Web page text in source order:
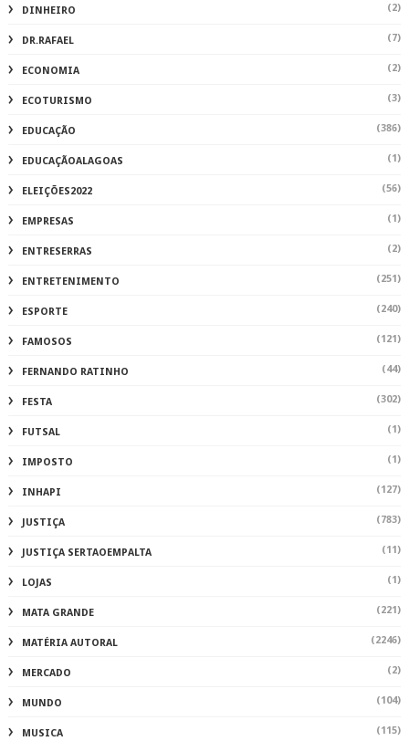
DINHEIRO (2)
DR.RAFAEL (7)
ECONOMIA (2)
ECOTURISMO (3)
EDUCAÇÃO (386)
EDUCAÇÃOALAGOAS (1)
ELEIÇÕES2022 (56)
EMPRESAS (1)
ENTRESERRAS (2)
ENTRETENIMENTO (251)
ESPORTE (240)
FAMOSOS (121)
FERNANDO RATINHO (44)
FESTA (302)
FUTSAL (1)
IMPOSTO (1)
INHAPI (127)
JUSTIÇA (783)
JUSTIÇA SERTAOEMPALTA (11)
LOJAS (1)
MATA GRANDE (221)
MATÉRIA AUTORAL (2246)
MERCADO (2)
MUNDO (104)
MUSICA (115)